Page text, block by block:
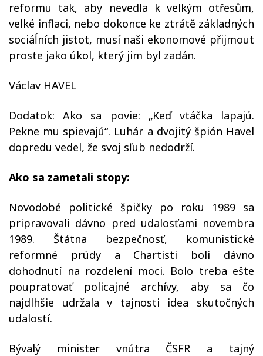
reformu tak, aby nevedla k velkým otřesům,
velké inflaci, nebo dokonce ke ztrátě základných
sociáĺních jistot, musí naši ekonomové přijmout
proste jako úkol, který jim byl zadán.
Václav HAVEL
Dodatok: Ako sa povie: „Keď vtáčka lapajú.
Pekne mu spievajú“. Luhár a dvojitý špión Havel
dopredu vedel, že svoj sľub nedodrží.
Ako sa zametali stopy:
Novodobé politické špičky po roku 1989 sa
pripravovali dávno pred udalosťami novembra
1989. Štátna bezpečnosť, komunistické
reformné prúdy a Chartisti boli dávno
dohodnutí na rozdelení moci. Bolo treba ešte
poupratovať policajné archívy, aby sa čo
najdlhšie udržala v tajnosti idea skutočných
udalostí.
Bývalý minister vnútra ČSFR a tajný